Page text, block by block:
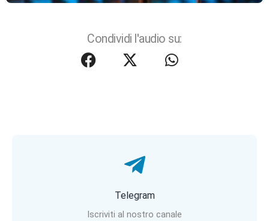
Condividi l'audio su:
Telegram
Iscriviti al nostro canale